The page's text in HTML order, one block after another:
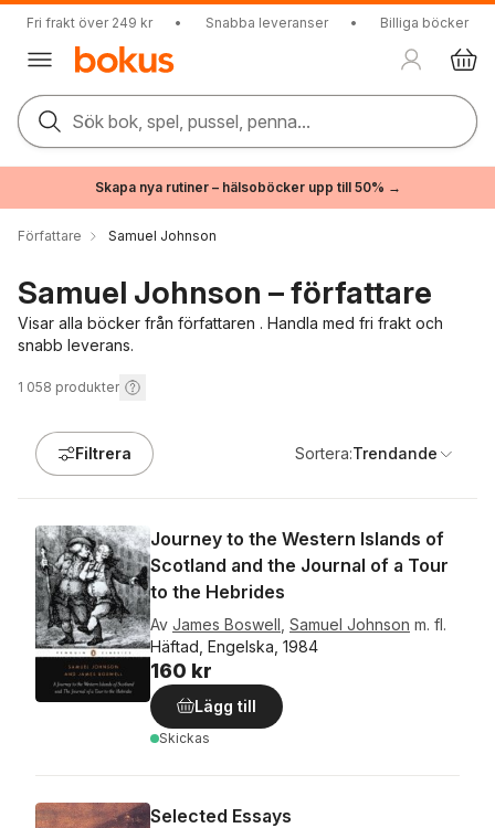
Fri frakt över 249 kr • Snabba leveranser • Billiga böcker
Sök bok, spel, pussel, penna...
Skapa nya rutiner – hälsoböcker upp till 50% →
Författare Samuel Johnson
Samuel Johnson – författare
Visar alla böcker från författaren . Handla med fri frakt och
snabb leverans.
1 058 produkter
Filtrera Sortera:Trendande
Journey to the Western Islands of
Scotland and the Journal of a Tour
to the Hebrides
Av James Boswell Samuel Johnson m. fl.
Häftad, Engelska, 1984
160 kr
Lägg till
Skickas
Selected Essays